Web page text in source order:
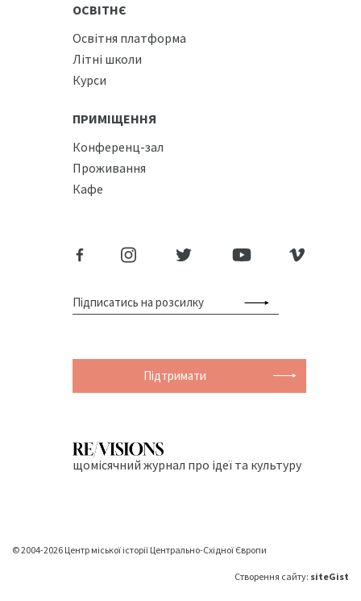
ОСВІТНЄ
Освітня платформа
Літні школи
Курси
ПРИМІЩЕННЯ
Конференц-зал
Проживання
Кафе
Підтримати
щомісячний журнал про ідеї та культуру
© 2004-2026 Центр міської історії Центрально-Східної Європи
Створення сайту: siteGist